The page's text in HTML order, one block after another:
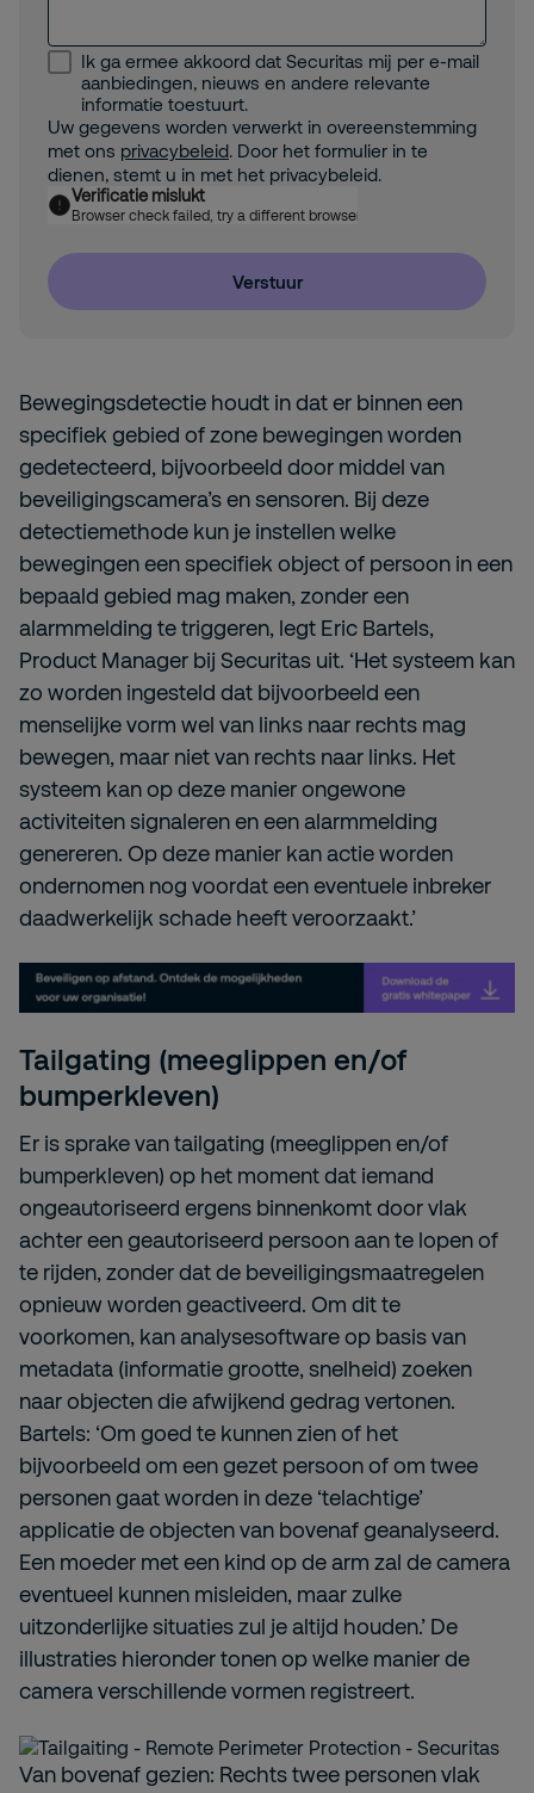
Bewegingsdetectie houdt in dat er binnen een
specifiek gebied of zone bewegingen worden
gedetecteerd, bijvoorbeeld door middel van
beveiligingscamera’s en sensoren. Bij deze
detectiemethode kun je instellen welke
bewegingen een specifiek object of persoon in een
bepaald gebied mag maken, zonder een
alarmmelding te triggeren, legt Eric Bartels,
Product Manager bij Securitas uit. ‘Het systeem kan
zo worden ingesteld dat bijvoorbeeld een
menselijke vorm wel van links naar rechts mag
bewegen, maar niet van rechts naar links. Het
systeem kan op deze manier ongewone
activiteiten signaleren en een alarmmelding
genereren. Op deze manier kan actie worden
ondernomen nog voordat een eventuele inbreker
daadwerkelijk schade heeft veroorzaakt.’
Tailgating (meeglippen en/of
bumperkleven)
Er is sprake van tailgating (meeglippen en/of
bumperkleven) op het moment dat iemand
ongeautoriseerd ergens binnenkomt door vlak
achter een geautoriseerd persoon aan te lopen of
te rijden, zonder dat de beveiligingsmaatregelen
opnieuw worden geactiveerd. Om dit te
voorkomen, kan analysesoftware op basis van
metadata (informatie grootte, snelheid) zoeken
naar objecten die afwijkend gedrag vertonen.
Bartels: ‘Om goed te kunnen zien of het
bijvoorbeeld om een gezet persoon of om twee
personen gaat worden in deze ‘telachtige’
applicatie de objecten van bovenaf geanalyseerd.
Een moeder met een kind op de arm zal de camera
eventueel kunnen misleiden, maar zulke
uitzonderlijke situaties zul je altijd houden.’ De
illustraties hieronder tonen op welke manier de
camera verschillende vormen registreert.
Van bovenaf gezien: Rechts twee personen vlak
Ik ga ermee akkoord dat Securitas mij per e-mail
aanbiedingen, nieuws en andere relevante
informatie toestuurt.
Uw gegevens worden verwerkt in overeenstemming
met ons privacybeleid. Door het formulier in te
dienen, stemt u in met het privacybeleid.
Verificatie mislukt
Browser check failed, try a different browser
Verstuur